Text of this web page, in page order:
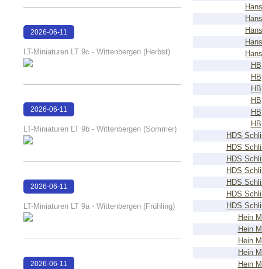
HB
HB
HB
HB
HB
HB
HDS
HDS
HDS
HDS
HDS
HDS
HDS
Hein
Hein
Hein
Hein
Hein
2026-06-11
LT-Miniaturen LT 9c - Wittenbergen (Herbst)
2026-06-11
LT-Miniaturen LT 9b - Wittenbergen (Sommer)
2026-06-11
LT-Miniaturen LT 9a - Wittenbergen (Frühling)
2026-06-11